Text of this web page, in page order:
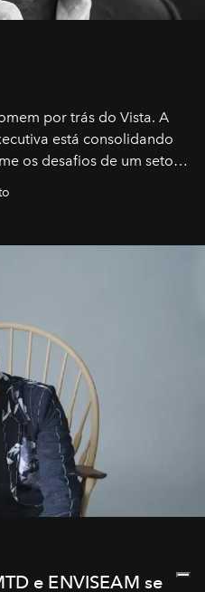
por trás do Vista. A
está consolidando
os desafios de um setor
o conceito de luxo
e ENVISEAM se